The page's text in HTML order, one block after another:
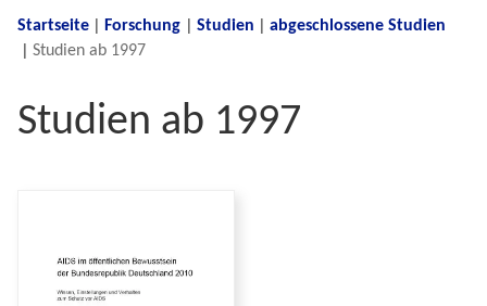
You are here:
Startseite Forschung Studien
abgeschlossene Studien
Studien ab 1997
Studien ab 1997